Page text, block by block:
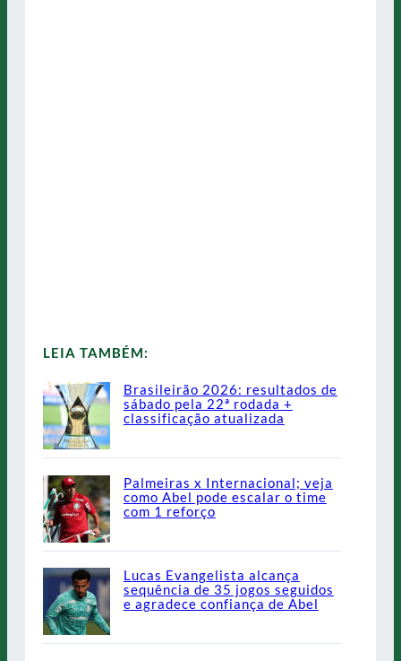
LEIA TAMBÉM:
Brasileirão 2026: resultados de
sábado pela 22ª rodada +
classificação atualizada
Palmeiras x Internacional; veja
como Abel pode escalar o time
com 1 reforço
Lucas Evangelista alcança
sequência de 35 jogos seguidos
e agradece confiança de Abel